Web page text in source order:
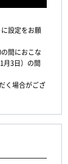
設定をお願
間におこな
月3日）の間
く場合がござ